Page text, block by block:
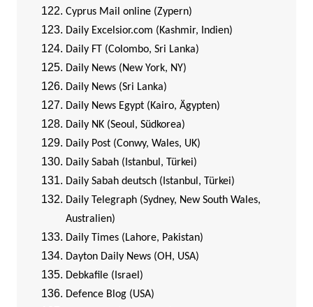
Cyprus Mail online (Zypern)
Daily Excelsior.com (Kashmir, Indien)
Daily FT (Colombo, Sri Lanka)
Daily News (New York, NY)
Daily News (Sri Lanka)
Daily News Egypt (Kairo, Ägypten)
Daily NK (Seoul, Südkorea)
Daily Post (Conwy, Wales, UK)
Daily Sabah (Istanbul, Türkei)
Daily Sabah deutsch (Istanbul, Türkei)
Daily Telegraph (Sydney, New South Wales,
Australien)
Daily Times (Lahore, Pakistan)
Dayton Daily News (OH, USA)
Debkafile (Israel)
Defence Blog (USA)